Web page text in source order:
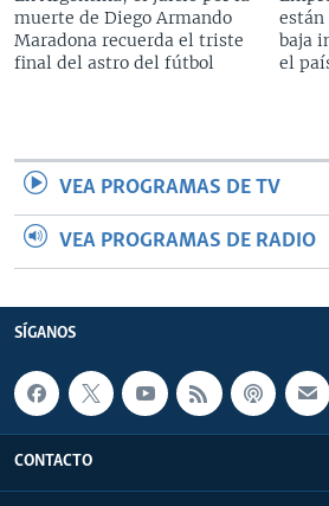
muerte de Diego Armando
Maradona recuerda el triste
final del astro del fútbol
están
baja
el
VEA PROGRAMAS DE TV
VEA PROGRAMAS DE RADIO
SÍGANOS
CONTACTO